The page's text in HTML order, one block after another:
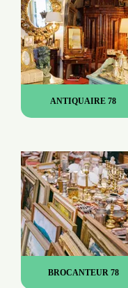
ANTIQUAIRE 78
BROCANTEUR 78